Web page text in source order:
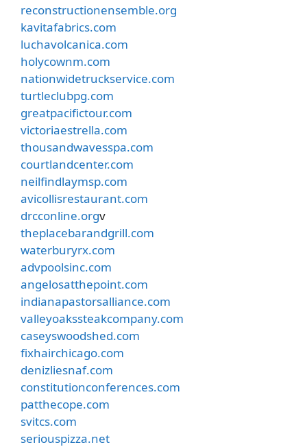
reconstructionensemble.org
kavitafabrics.com
luchavolcanica.com
holycownm.com
nationwidetruckservice.com
turtleclubpg.com
greatpacifictour.com
victoriaestrella.com
thousandwavesspa.com
courtlandcenter.com
neilfindlaymsp.com
avicollisrestaurant.com
drcconline.orgv
theplacebarandgrill.com
waterburyrx.com
advpoolsinc.com
angelosatthepoint.com
indianapastorsalliance.com
valleyoakssteakcompany.com
caseyswoodshed.com
fixhairchicago.com
denizliesnaf.com
constitutionconferences.com
patthecope.com
svitcs.com
seriouspizza.net